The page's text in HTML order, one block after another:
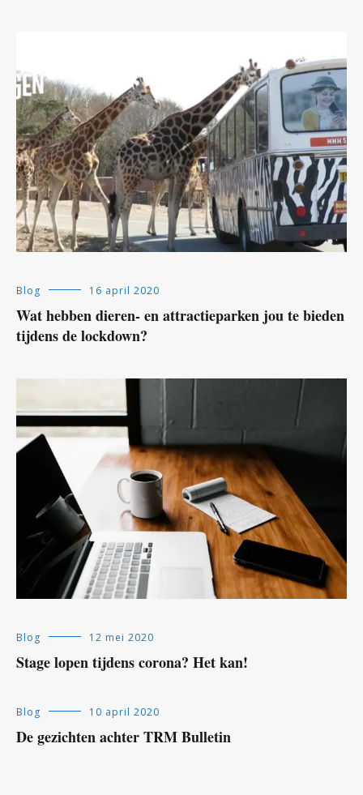
Blog 16 april 2020
Wat hebben dieren- en attractieparken jou te bieden
tijdens de lockdown?
Blog 12 mei 2020
Stage lopen tijdens corona? Het kan!
Blog 10 april 2020
De gezichten achter TRM Bulletin